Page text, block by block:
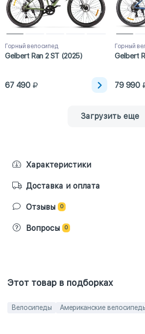
Горный велосипед
Gelbert Ran 2 ST (2025)
67 490
Горный
Gelbert
79 990
Загрузить еще
Характеристики
Доставка и оплата
Отзывы 0
Вопросы 0
Этот товар в подборках
Велосипеды Американские